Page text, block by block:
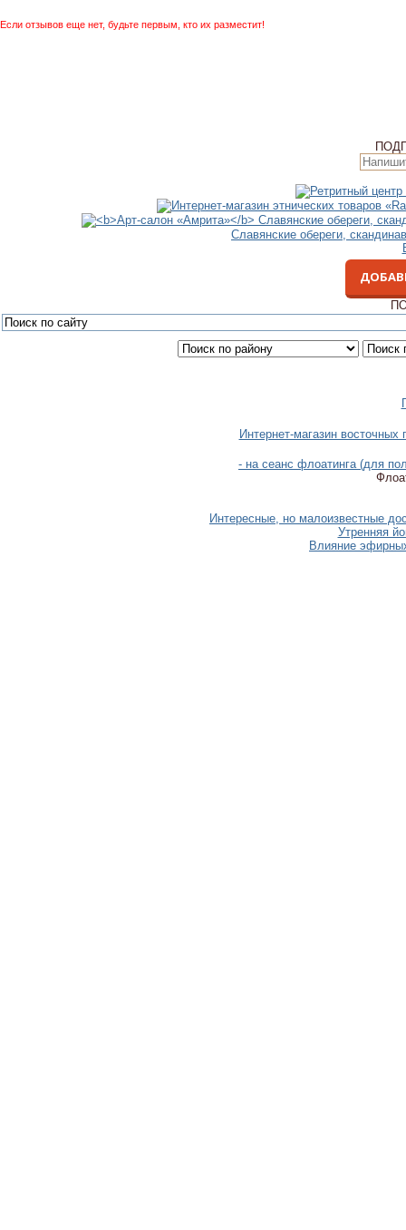
Если отзывов еще нет, будьте первым, кто их разместит!
Славянские обереги,
Интернет-магазин
- на сеанс флоатинга (для
Интересные, но малоизвестные
Утренняя
Влияние